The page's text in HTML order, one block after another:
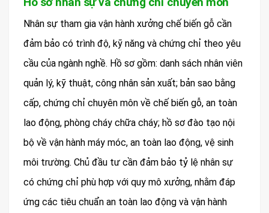
Nhân sự tham gia vận hành xưởng chế biến gỗ cần
đảm bảo có trình độ, kỹ năng và chứng chỉ theo yêu
cầu của ngành nghề. Hồ sơ gồm: danh sách nhân viên
quản lý, kỹ thuật, công nhân sản xuất; bản sao bằng
cấp, chứng chỉ chuyên môn về chế biến gỗ, an toàn
lao động, phòng cháy chữa cháy; hồ sơ đào tạo nội
bộ về vận hành máy móc, an toàn lao động, vệ sinh
môi trường. Chủ đầu tư cần đảm bảo tỷ lệ nhân sự
có chứng chỉ phù hợp với quy mô xưởng, nhằm đáp
ứng các tiêu chuẩn an toàn lao động và vận hành